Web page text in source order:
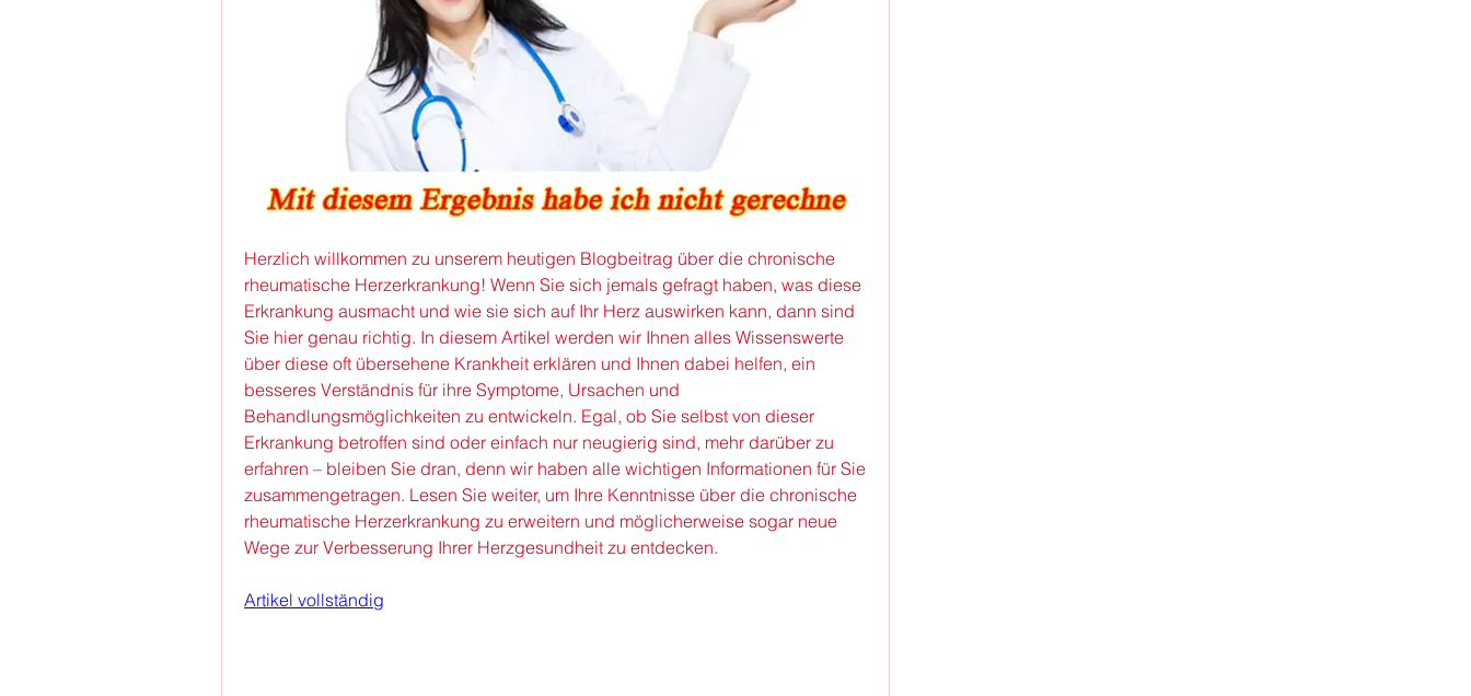
Herzlich willkommen zu unserem heutigen Blogbeitrag über die chronische
rheumatische Herzerkrankung! Wenn Sie sich jemals gefragt haben, was diese
Erkrankung ausmacht und wie sie sich auf Ihr Herz auswirken kann, dann sind
Sie hier genau richtig. In diesem Artikel werden wir Ihnen alles Wissenswerte
über diese oft übersehene Krankheit erklären und Ihnen dabei helfen, ein
besseres Verständnis für ihre Symptome, Ursachen und
Behandlungsmöglichkeiten zu entwickeln. Egal, ob Sie selbst von dieser
Erkrankung betroffen sind oder einfach nur neugierig sind, mehr darüber zu
erfahren – bleiben Sie dran, denn wir haben alle wichtigen Informationen für Sie
zusammengetragen. Lesen Sie weiter, um Ihre Kenntnisse über die chronische
rheumatische Herzerkrankung zu erweitern und möglicherweise sogar neue
Wege zur Verbesserung Ihrer Herzgesundheit zu entdecken.
Artikel vollständig